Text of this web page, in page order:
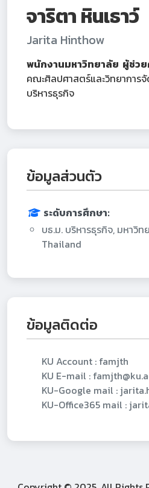
จาริตา หินเธาว์
Jarita Hinthow
พนักงานมหาวิทยาลัย ผู้ช่วย
คณะศิลปศาสตร์และวิทยาการจั
บริหารธุรกิจ
ข้อมูลส่วนตัว
ระดับการศึกษา:
บธ.ม. บริหารธุรกิจ, มหาวิท
Thailand
ข้อมูลติดต่อ
KU Account : famjth
KU E-mail :
KU-Google mail :
KU-Office365 mail :